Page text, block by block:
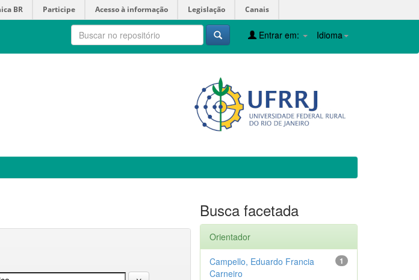
BR Participe Acesso à informação Legislação Canais
Idioma
Entrar em:
Busca facetada
Orientador
1
Campello, Eduardo Francia
Carneiro